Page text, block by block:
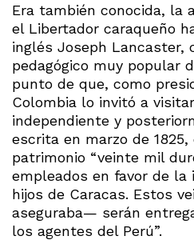
Era también conocida, la
el Libertador caraqueño
inglés Joseph Lancaster,
pedagógico muy popular
punto de que, como
Colombia lo invitó a
independiente y
escrita en marzo de
patrimonio “veinte mil
empleados en favor de
hijos de Caracas. Estos
aseguraba— serán
los agentes del Perú”.